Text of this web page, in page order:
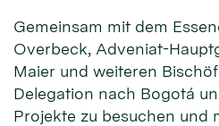
Gemeinsam mit dem
Overbeck, Adveniat-
Maier und weiteren
Delegation nach Bogotá
Projekte zu besuchen und